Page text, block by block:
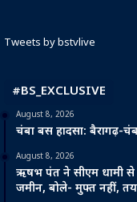
Tweets by bstvlive
#BS_EXCLUSIVE
August 8, 2026
चंबा बस हादसा: बैरागढ़-
August 8, 2026
ऋषभ पंत ने सीएम धामी से
जमीन, बोले- मुफ्त नहीं, तय